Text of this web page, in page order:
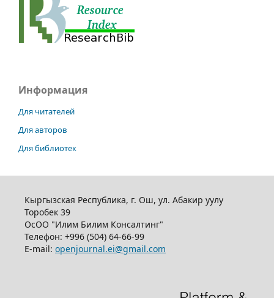
Информация
Для читателей
Для авторов
Для библиотек
Кыргызская Республика, г. Ош, ул. Абакир уулу
Торобек 39
ОсОО "Илим Билим Консалтинг"
Телефон: +996 (504) 64-66-99
E-mail: openjournal.ei@gmail.com